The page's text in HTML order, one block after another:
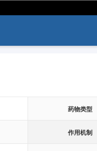
药物类型
作用机制